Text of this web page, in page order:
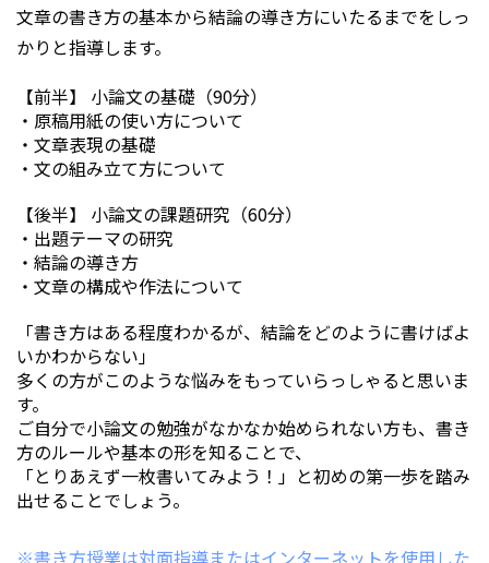
文章の書き方の基本から結論の導き方にいたるまでをしっ
かりと指導します。
【前半】 小論文の基礎（90分）
・原稿用紙の使い方について
・文章表現の基礎
・文の組み立て方について
【後半】 小論文の課題研究（60分）
・出題テーマの研究
・結論の導き方
・文章の構成や作法について
「書き方はある程度わかるが、結論をどのように書けばよ
いかわからない」
多くの方がこのような悩みをもっていらっしゃると思いま
す。
ご自分で小論文の勉強がなかなか始められない方も、書き
方のルールや基本の形を知ることで、
「とりあえず一枚書いてみよう！」と初めの第一歩を踏み
出せることでしょう。
※書き方授業は対面指導またはインターネットを使用した